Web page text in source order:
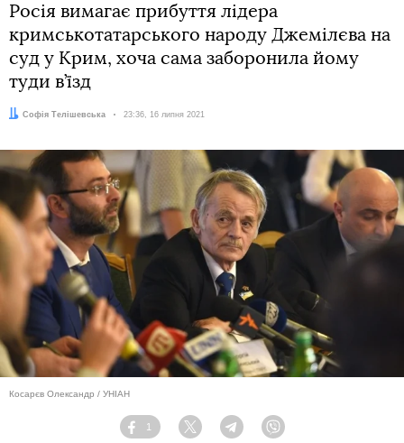
Росія вимагає прибуття лідера
кримськотатарського народу Джемілєва на
суд у Крим, хоча сама заборонила йому
туди в’їзд
Автор:
Софія Телішевська Дата:
23:36, 16 липня 2021
Косарєв Олександр / УНІАН
Facebook
1
Twitter TelegramViber